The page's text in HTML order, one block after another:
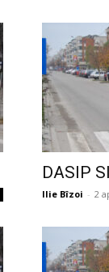
DASIP
Ilie Bîzoi - 2